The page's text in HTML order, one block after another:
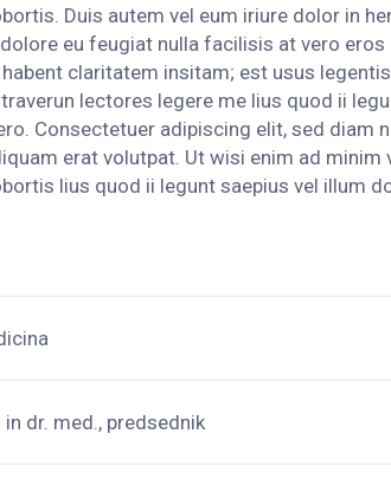
Duis autem vel eum iriure dolor in
eu feugiat nulla facilisis at vero
claritatem insitam; est usus
lectores legere me lius quod ii
Consectetuer adipiscing elit, sed diam
erat volutpat. Ut wisi enim ad minim
lius quod ii legunt saepius vel illum
dr. med., predsednik